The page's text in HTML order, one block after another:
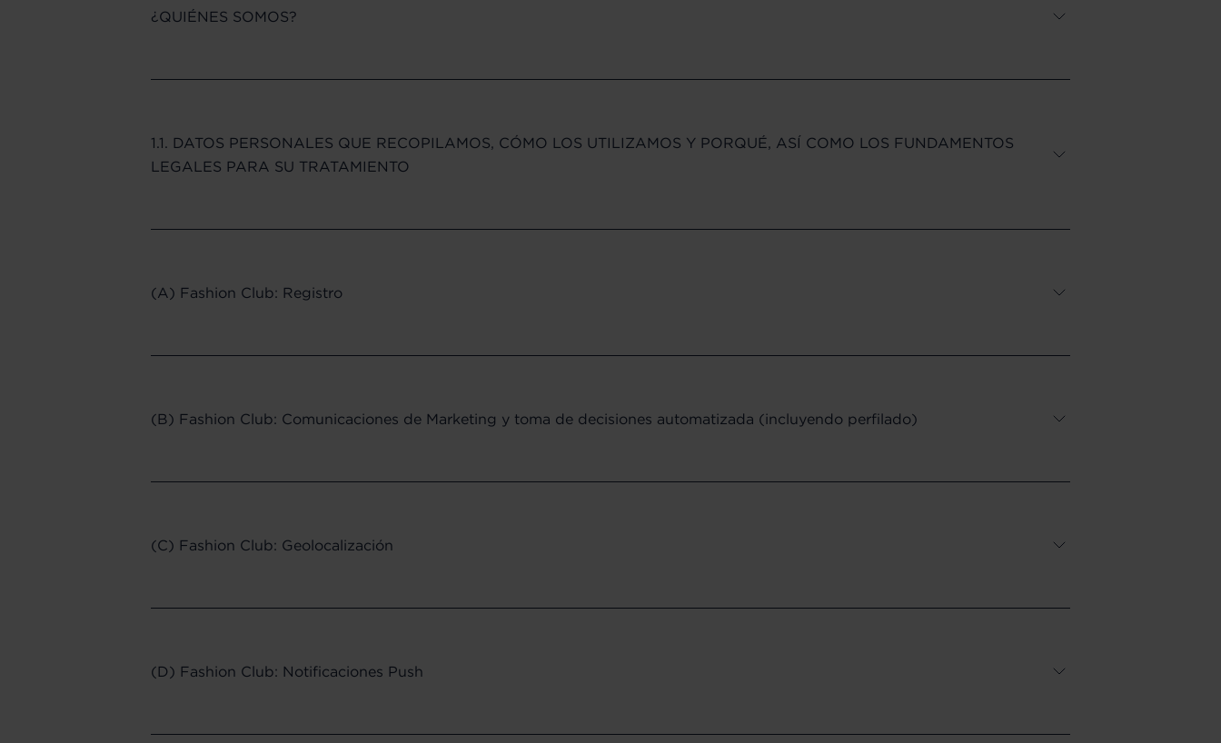
¿QUIÉNES SOMOS?
1.1. DATOS PERSONALES QUE RECOPILAMOS, CÓMO LOS UTILIZAMOS Y PORQUÉ, ASÍ COMO LOS FUNDAMENTOS
LEGALES PARA SU TRATAMIENTO
(A) Fashion Club: Registro
(B) Fashion Club: Comunicaciones de Marketing y toma de decisiones automatizada (incluyendo perfilado)
(C) Fashion Club: Geolocalización
(D) Fashion Club: Notificaciones Push